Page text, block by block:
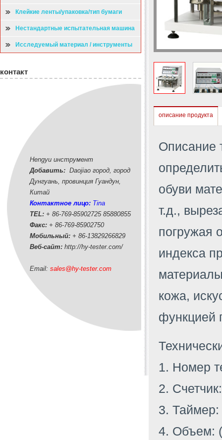
Клейкие ленты/упаковка/тип бумаги
испытательная машина
Нестандартные испытательная машина
Исследуемый материал / инструменты
контакт
Hengyu инструмент
Добавить: Daojiao город, город
Дунгуань, провинция Гуандун,
Китай
Контактное лицо: Tina
TEL: + 86-769-85902725 85880855
Факс: + 86-769-85902750
Мобильный: + 86-13829266829
Веб-сайт: http://hy-tester.com/
Email: sales@hy-tester.com
описание продукта
Описание
обуви
т.д.,
погружая
индекса
кожа,
функцией
1. Номер
2.
3.
4. Объем: